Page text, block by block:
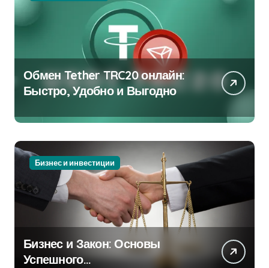
Обмен Tether TRC20 онлайн:
Быстро, Удобно и Выгодно
Бизнес и инвестиции
Бизнес и Закон: Основы
Успешного